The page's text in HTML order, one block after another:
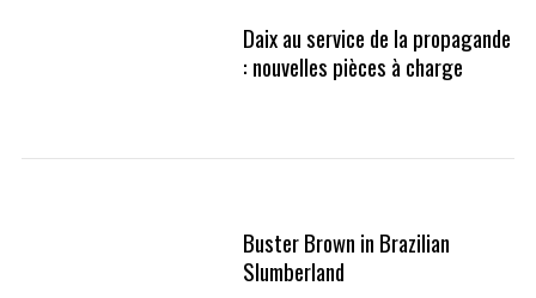
Daix au service de la propagande
: nouvelles pièces à charge
Buster Brown in Brazilian
Slumberland